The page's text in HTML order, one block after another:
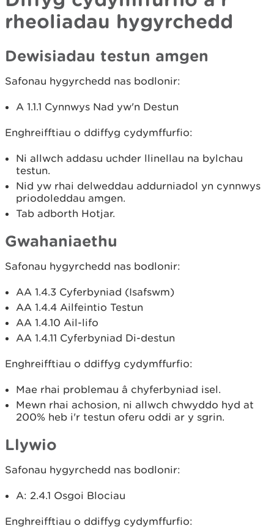
rheoliadau hygyrchedd
Dewisiadau testun amgen
Safonau hygyrchedd nas bodlonir:
A 1.1.1 Cynnwys Nad yw'n Destun
Enghreifftiau o ddiffyg cydymffurfio:
Ni allwch addasu uchder llinellau na bylchau
testun.
Nid yw rhai delweddau addurniadol yn cynnwys
priodoleddau amgen.
Tab adborth Hotjar.
Gwahaniaethu
Safonau hygyrchedd nas bodlonir:
AA 1.4.3 Cyferbyniad (Isafswm)
AA 1.4.4 Ailfeintio Testun
AA 1.4.10 Ail-lifo
AA 1.4.11 Cyferbyniad Di-destun
Enghreifftiau o ddiffyg cydymffurfio:
Mae rhai problemau â chyferbyniad isel.
Mewn rhai achosion, ni allwch chwyddo hyd at
200% heb i'r testun oferu oddi ar y sgrin.
Llywio
Safonau hygyrchedd nas bodlonir:
A: 2.4.1 Osgoi Blociau
Enghreifftiau o ddiffyg cydymffurfio: